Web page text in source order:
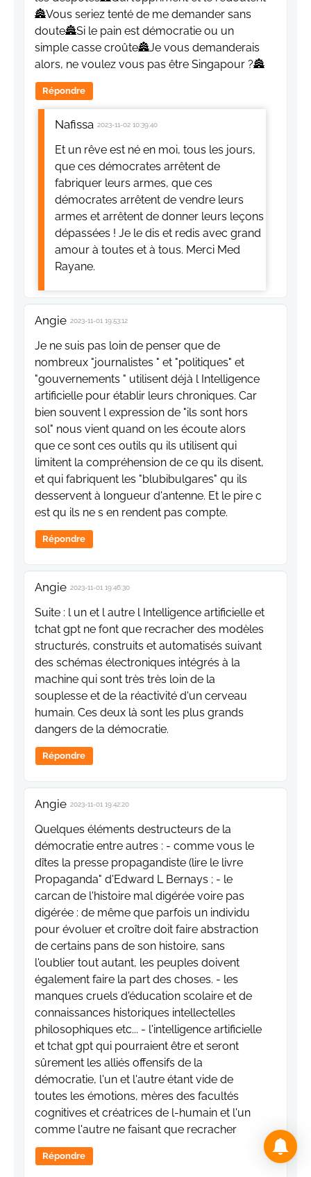
🏯Vous seriez tenté de me demander sans
doute🏯Si le pain est démocratie ou un
simple casse croûte🏯Je vous demanderais
alors, ne voulez vous pas être Singapour ?🏯
Répondre
Nafissa 2023-11-02 10:39:40
Et un rêve est né en moi, tous les jours,
que ces démocrates arrêtent de
fabriquer leurs armes, que ces
démocrates arrêtent de vendre leurs
armes et arrêtent de donner leurs leçons
dépassées ! Je le dis et redis avec grand
amour à toutes et à tous. Merci Med
Rayane.
Angie 2023-11-01 19:53:12
Je ne suis pas loin de penser que de
nombreux "journalistes " et "politiques" et
"gouvernements " utilisent déjà l Intelligence
artificielle pour établir leurs chroniques. Car
bien souvent l expression de "ils sont hors
sol" nous vient quand on les écoute alors
que ce sont ces outils qu ils utilisent qui
limitent la compréhension de ce qu ils disent,
et qui fabriquent les "blubibulgares" qu ils
desservent à longueur d'antenne. Et le pire c
est qu ils ne s en rendent pas compte.
Répondre
Angie 2023-11-01 19:46:30
Suite : l un et l autre l Intelligence artificielle et
tchat gpt ne font que recracher des modèles
structurés, construits et automatisés suivant
des schémas électroniques intégrés à la
machine qui sont très très loin de la
souplesse et de la réactivité d'un cerveau
humain. Ces deux là sont les plus grands
dangers de la démocratie.
Répondre
Angie 2023-11-01 19:42:20
Quelques éléments destructeurs de la
démocratie entre autres : - comme vous le
dîtes la presse propagandiste (lire le livre
Propaganda" d'Edward L Bernays ; - le
carcan de l'histoire mal digérée voire pas
digérée : de même que parfois un individu
pour évoluer et croître doit faire abstraction
de certains pans de son histoire, sans
l'oublier tout autant, les peuples doivent
également faire la part des choses. - les
manques cruels d'éducation scolaire et de
connaissances historiques intellectelles
philosophiques etc... - l'intelligence artificielle
et tchat gpt qui pourraient être et seront
sûrement les alliés offensifs de la
démocratie, l'un et l'autre étant vide de
toutes les émotions, mères des facultés
cognitives et créatrices de l-humain et l'un
comme l'autre ne faisant que recracher
Répondre